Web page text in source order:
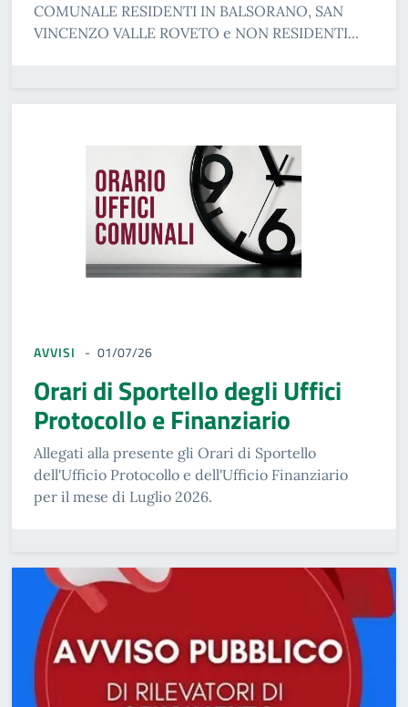
COMUNALE RESIDENTI IN BALSORANO, SAN
VINCENZO VALLE ROVETO e NON RESIDENTI...
AVVISI 01/07/26
Orari di Sportello degli Uffici
Protocollo e Finanziario
Allegati alla presente gli Orari di Sportello
dell'Ufficio Protocollo e dell'Ufficio Finanziario
per il mese di Luglio 2026.